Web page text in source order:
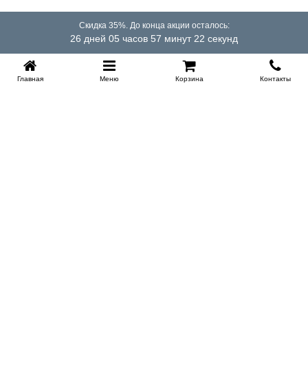
Главная Меню Корзина Контакты
Скидка 35%. До конца акции осталось:
26 дней 05 часов 57 минут 22 секунд